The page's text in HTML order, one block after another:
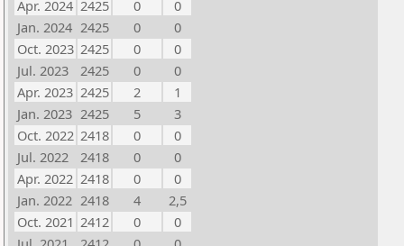
Apr. 2024 2425 0
0
Jan. 2024 2425 0
0
Oct. 2023 2425 0
0
Jul. 2023
2425 0
0
Apr. 2023 2425 2
1
Jan. 2023 2425 5
3
Oct. 2022 2418 0
0
Jul. 2022
2418 0
0
Apr. 2022 2418 0
0
Jan. 2022 2418 4
2,5
Oct. 2021 2412 0
0